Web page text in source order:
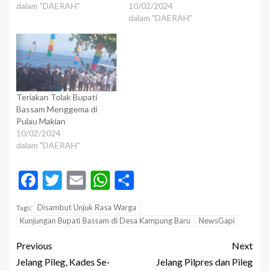
dalam "DAERAH"
10/02/2024
dalam "DAERAH"
Teriakan Tolak Bupati
Bassam Menggema di
Pulau Makian
10/02/2024
dalam "DAERAH"
Facebook
Twitter
EmailWhatsApp
Tags: Disambut Unjuk Rasa Warga
Kunjungan Bupati Bassam di Desa Kampung Baru
NewsGapi
Previous
Jelang Pileg, Kades Se-
Next
Jelang Pilpres dan Pileg